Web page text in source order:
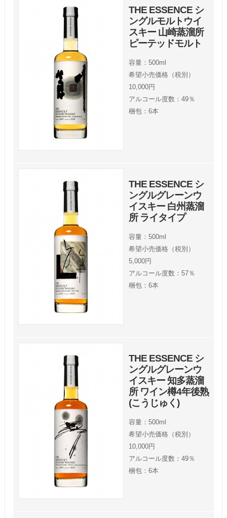
THE ESSENCE シ
ングルモルトウイ
スキー 山崎蒸溜所
ピーテッドモルト
容量：500ml
希望小売価格（税別）
10,000円
アルコール度数：49％
梱包：6本
THE ESSENCE シ
ングルグレーンウ
イスキー 白州蒸溜
所 ライタイプ
容量：500ml
希望小売価格（税別）
5,000円
アルコール度数：57％
梱包：6本
THE ESSENCE シ
ングルグレーンウ
イスキー 知多蒸溜
所 ワイン樽4年後熟
(こうじゅく)
容量：500ml
希望小売価格（税別）
10,000円
アルコール度数：49％
梱包：6本